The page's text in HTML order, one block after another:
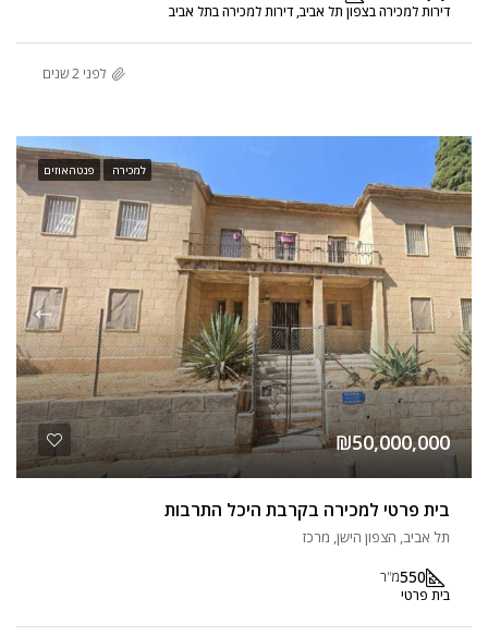
דירות למכירה בצפון תל אביב, דירות למכירה בתל אביב
לפני 2 שנים
למכירה פנטהאוזים
₪50,000,000
בית פרטי למכירה בקרבת היכל התרבות
תל אביב, הצפון הישן, מרכז
550מ"ר
בית פרטי